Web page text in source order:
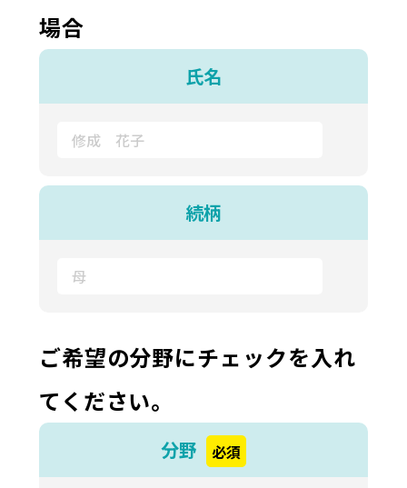
場合
氏名
続柄
ご希望の分野にチェックを入れ
てください。
分野 必須